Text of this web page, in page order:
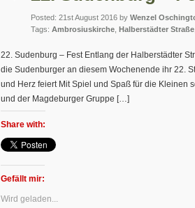
Posted: 21st August 2016 by Wenzel
Tags: Ambrosiuskirche Halberstädter Straße
22. Sudenburg – Fest Entlang der Halberstädter
die Sudenburger an diesem Wochenende ihr 22.
und Herz feiert Mit Spiel und Spaß für die Kleinen
und der Magdeburger Gruppe […]
Share with:
Gefällt mir:
Wird geladen...